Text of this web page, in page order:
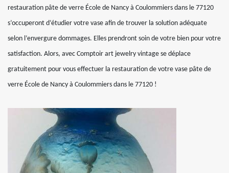
restauration pâte de verre École de Nancy à Coulommiers dans le 77120
s’occuperont d’étudier votre vase afin de trouver la solution adéquate
selon l’envergure dommages. Elles prendront soin de votre bien pour votre
satisfaction. Alors, avec Comptoir art jewelry vintage se déplace
gratuitement pour vous effectuer la restauration de votre vase pâte de
verre École de Nancy à Coulommiers dans le 77120 !